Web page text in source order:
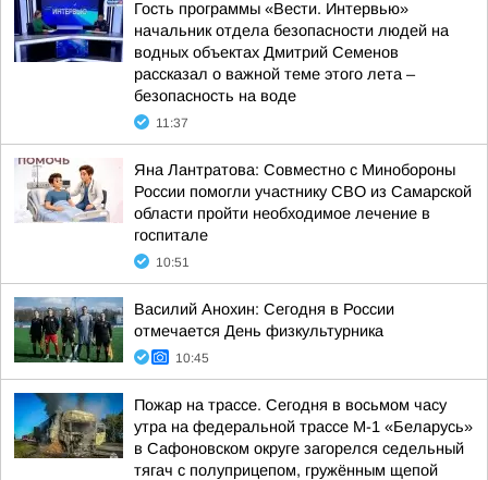
Гость программы «Вести. Интервью»
начальник отдела безопасности людей на
водных объектах Дмитрий Семенов
рассказал о важной теме этого лета –
безопасность на воде
11:37
Яна Лантратова: Совместно с Минобороны
России помогли участнику СВО из Самарской
области пройти необходимое лечение в
госпитале
10:51
Василий Анохин: Сегодня в России
отмечается День физкультурника
10:45
Пожар на трассе. Сегодня в восьмом часу
утра на федеральной трассе М-1 «Беларусь»
в Сафоновском округе загорелся седельный
тягач с полуприцепом, гружённым щепой